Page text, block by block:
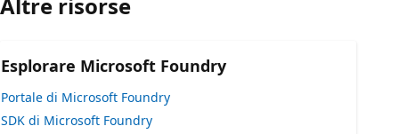
Esplorare Microsoft Foundry
Portale di Microsoft Foundry
SDK di Microsoft Foundry